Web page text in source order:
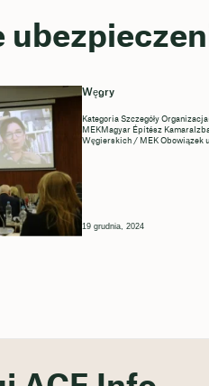
Węgry
Kategoria Szczegóły
MEKMagyar Építész
Węgierskich / MEK Obowiązek
19 grudnia, 2024